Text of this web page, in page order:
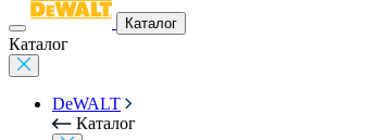
Каталог
Каталог
DeWALT
Каталог